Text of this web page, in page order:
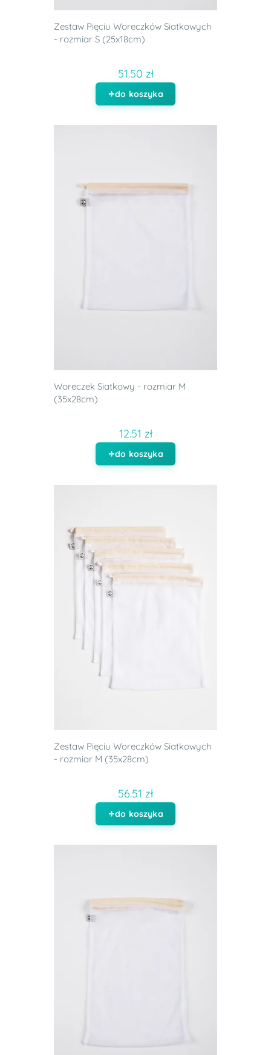
Zestaw Pięciu Woreczków Siatkowych
- rozmiar S (25x18cm)
51.50 zł
do koszyka
Woreczek Siatkowy - rozmiar M
(35x28cm)
12.51 zł
do koszyka
Zestaw Pięciu Woreczków Siatkowych
- rozmiar M (35x28cm)
56.51 zł
do koszyka